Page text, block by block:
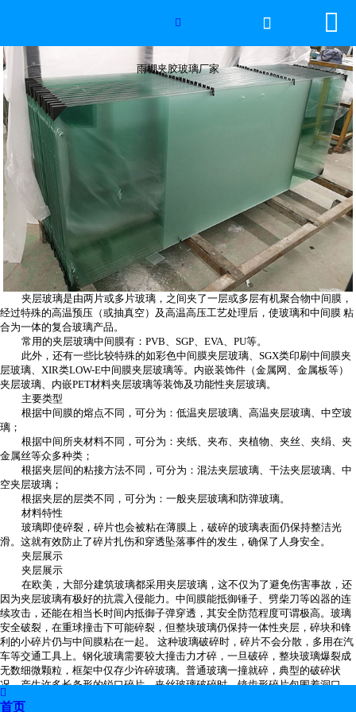
网站首页
世界杯官方网页版
产品中心
厂房设备
视频中心
联系我们

雨棚夹胶玻璃厂家
 
夹层玻璃是由两片或多片玻璃，之间夹了一层或多层有机聚合物中间膜，
经过特殊的高温预压（或抽真空）及高温高压工艺处理后，使玻璃和中间膜 粘
合为一体的复合玻璃产品。
常用的夹层玻璃中间膜有：PVB、SGP、EVA、PU等。
此外，还有一些比较特殊的如彩色中间膜夹层玻璃、SGX类印刷中间膜夹
层玻璃、XIR类LOW-E中间膜夹层玻璃等。内嵌装饰件（金属网、金属板等）
夹层玻璃、内嵌PET材料夹层玻璃等装饰及功能性夹层玻璃。
主要类型
根据中间膜的熔点不同，可分为：低温夹层玻璃、高温夹层玻璃、中空玻
璃；
根据中间所夹材料不同，可分为：夹纸、夹布、夹植物、夹丝、夹绢、夹
金属丝等众多种类；
根据夹层间的粘接方法不同，可分为：混法夹层玻璃、干法夹层玻璃、中
空夹层玻璃；
根据夹层的层类不同，可分为：一般夹层玻璃和防弹玻璃。
材料特性
玻璃即使碎裂，碎片也会被粘在薄膜上，破碎的玻璃表面仍保持整洁光
滑。这就有效防止了碎片扎伤和穿透坠落事件的发生，确保了人身安全。
夹层展示
夹层展示
在欧美，大部分建筑玻璃都采用夹层玻璃，这不仅为了避免伤害事故，还
因为夹层玻璃有极好的抗震入侵能力。中间膜能抵御锤子、劈柴刀等凶器的连
续攻击，还能在相当长时间内抵御子弹穿透，其安全防范程度可谓极高。玻璃
安全破裂，在重球撞击下可能碎裂，但整块玻璃仍保持一体性夹层，碎块和锋
利的小碎片仍与中间膜粘在一起。 这种玻璃破碎时，碎片不会分散，多用在汽
车等交通工具上。钢化玻璃需要较大撞击力才碎，一旦破碎，整块玻璃爆裂成
无数细微颗粒，框架中仅存少许碎玻璃。普通玻璃一撞就碎，典型的破碎状
况，产生许多长条形的锐口碎片。夹丝玻璃破碎时，镜齿形碎片包围着洞口，
且在穿透点四周留有较多玻璃碎片，金属丝断裂长短不一。

首页